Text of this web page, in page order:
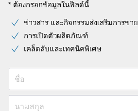
* ต้องกรอกข้อมูลในฟิลด์นี้
ข่าวสาร และกิจกรรมส่งเสริมการขาย
การเปิดตัวผลิตภัณฑ์
เคล็ดลับและเทคนิคพิเศษ
ชื่อ
นามสกุล